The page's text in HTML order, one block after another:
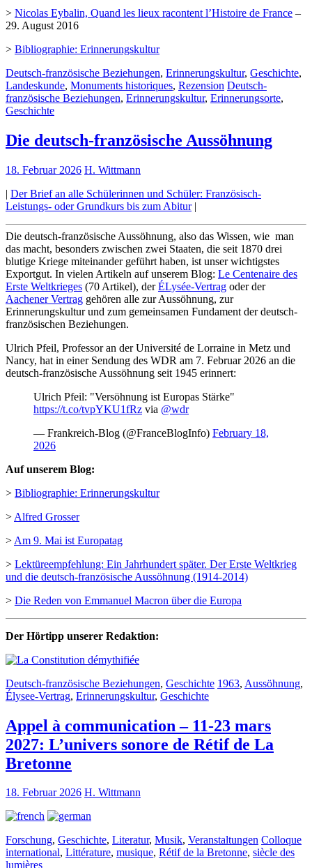
> Nicolas Eybalin, Quand les lieux racontent l’Histoire de France –
29. August 2016
> Bibliographie: Erinnerungskultur
Deutsch-französische Beziehungen, Erinnerungskultur, Geschichte,
Landeskunde, Monuments historiques, Rezension Deutsch-
französische Beziehungen, Erinnerungskultur, Erinnerungsorte,
Geschichte
Die deutsch-französische Aussöhnung
18. Februar 2026 H. Wittmann
| Der Brief an alle Schülerinnen und Schüler: Französisch-
Leistungs- oder Grundkurs bis zum Abitur|
Die deutsch-französische Aussöhnung, also das Wissen, wie man
das macht, besonders zwischen zwei Staaten, die seit 1870 drei
blutige Kriege miteinander geführt haben, ist unser wichtigstes
Exportgut. In vielen Artikeln auf unserem Blog: Le Centenaire des
Erste Weltkrieges (70 Artikel), derÉLysée-Vertrag oder der
Aachener Vertrag gehören alle zur Aussöhnung, zur
Erinnerungskultur und zum gemeinsamen Fundament der deutsch-
französischen Beziehungen.
Ulrich Pfeil, Professor an der Université de Lorraine in Metz und
Nancy, hat in einer Sendung des WDR am 7. Februar 2026 an die
deutsch-französische Aussöhnung seit 1945 erinnert:
Ulrich Pfeil: "Versöhnung ist Europas Stärke"
https://t.co/tvpYKU1fRz via @wdr
— Frankreich-Blog (@FranceBlogInfo) February 18,
2026
Auf unserem Blog:
> Bibliographie: Erinnerungskultur
> Alfred Grosser
> Am 9. Mai ist Europatag
> Lektüreempfehlung: Ein Jahrhundert später. Der Erste Weltkrieg
und die deutsch-französische Aussöhnung (1914-2014)
> Die Reden von Emmanuel Macron über die Europa
Der Hörtipp unserer Redaktion:
Deutsch-französische Beziehungen, Geschichte 1963, Aussöhnung,
Élysee-Vertrag, Erinnerungskultur, Geschichte
Appel à communication – 11-23 mars
2027: L’univers sonore de Rétif de La
Bretonne
18. Februar 2026 H. Wittmann
Forschung, Geschichte, Literatur, Musik, Veranstaltungen Colloque
international, Littérature, musique, Rétif de la Bretonne, siècle des
lumières